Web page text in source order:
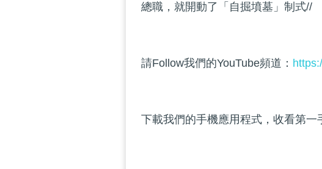
總職，就開動了「自掘墳墓」制式//
請Follow我們的YouTube頻道：
下載我們的手機應用程式，收看第一